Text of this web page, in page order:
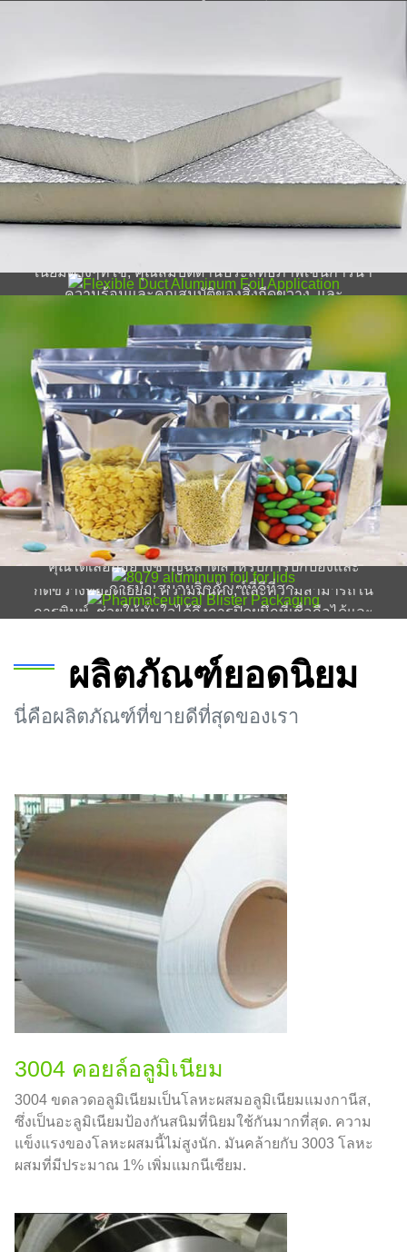
อลูมิเนียมฟอยล์
ที่มีความยืดหยุ่น, ข้อดี, และแอพพลิเคชั่นที่หลากหลาย,
เนียมต่างๆที่ใช้, คุณสมบัติด้านประสิทธิภาพเช่นการนำ
ความร้อนและคุณสมบัติของสิ่งกีดขวาง, และ
อลูมิเนียมฟอยล์สำหรับบรรจุภัณฑ์อาหาร
อลูมิเนียมฟอยล์สำหรับบรรจุภัณฑ์อาหาร, นำเสนอการ
ผสมผสานของคุณสมบัติที่รักษาคุณภาพอาหารและยืด
อายุการเก็บรักษา.
8079 อลูมิเนียมฟอยล์สำหรับฝา
เรียนรู้ทุกอย่างเกี่ยวกับ 8079 อลูมิเนียมฟอยล์สำหรับฝา
ปิดจากวัสดุศาสตร์ไปจนถึงการใช้งานจริงเพื่อให้มั่นใจว่า
คุณได้เลือกอย่างชาญฉลาดสำหรับการปกป้องและ
การนำเสนอผลิตภัณฑ์ที่ดีที่สุด.
8011 อลูมิเนียมฟอยล์ H18 สำหรับบรรจุ
ภัณฑ์พุพอง
ค้นพบประสิทธิภาพที่เหนือกว่าของ 8011 อลูมิเนียม
ฟอยล์ H18 สำหรับบรรจุภัณฑ์พุพอง. มอบการป้องกันสิ่ง
กีดขวางที่ยอดเยี่ยม, ความมั่นคง, และความสามารถใน
การพิมพ์, ช่วยให้มั่นใจได้ถึงการปิดผนึกที่เชื่อถือได้และ
ผลิตภัณฑ์ยอดนิยม
นี่คือผลิตภัณฑ์ที่ขายดีที่สุดของเรา
3004 คอยล์อลูมิเนียม
3004 ขดลวดอลูมิเนียมเป็นโลหะผสมอลูมิเนียมแมงกานีส,
ซึ่งเป็นอะลูมิเนียมป้องกันสนิมที่นิยมใช้กันมากที่สุด. ความ
แข็งแรงของโลหะผสมนี้ไม่สูงนัก. มันคล้ายกับ 3003 โลหะ
ผสมที่มีประมาณ 1% เพิ่มแมกนีเซียม.